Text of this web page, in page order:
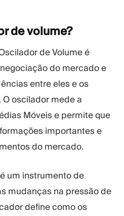
devolume?
de Volume é
do mercado e
entre eles e os
oscilador mede a
Móveis e permite que
importantes e
do mercado.
um instrumento de
mudanças na pressão de
define como os